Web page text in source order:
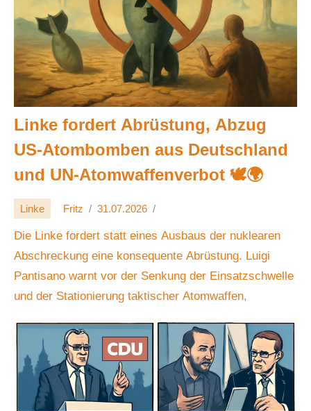
Linke fordert Abrüstung, Abzug
US-Atombomben aus Deutschland
und UN-Atomwaffenverbot 🕊️🌍
Linke Fritz 31.07.2026
Die Linke fordert statt eines Ausbaus der nuklearen
Abschreckung eine konsequente Abrüstung. Luigi
Pantisano warnt vor der Senkung der Einsatzschwelle
und der Stationierung taktischer Atomwaffen,